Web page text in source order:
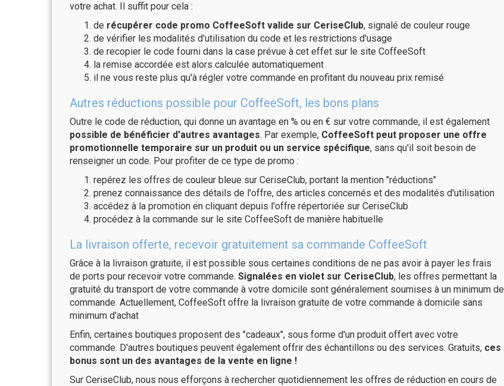
votre achat. Il suffit pour cela :
de récupérer code promo CoffeeSoft valide sur CeriseClub, signalé de couleur rouge
de vérifier les modalités d'utilisation du code et les restrictions d'usage
de recopier le code fourni dans la case prévue à cet effet sur le site CoffeeSoft
la remise accordée est alors calculée automatiquement
il ne vous reste plus qu'à régler votre commande en profitant du nouveau prix remisé
Autres réductions possible pour CoffeeSoft, les bons plans
Outre le code de réduction, qui donne un avantage en % ou en € sur votre commande, il est également
possible de bénéficier d'autres avantages. Par exemple, CoffeeSoft peut proposer une offre
promotionnelle temporaire sur un produit ou un service spécifique, sans qu'il soit besoin de
renseigner un code. Pour profiter de ce type de promo :
repérez les offres de couleur bleue sur CeriseClub, portant la mention "réductions"
prenez connaissance des détails de l'offre, des articles concernés et des modalités d'utilisation
accédez à la promotion en cliquant depuis l'offre répertoriée sur CeriseClub
procédez à la commande sur le site CoffeeSoft de manière habituelle
La livraison offerte, recevoir gratuitement sa commande CoffeeSoft
Grâce à la livraison gratuite, il est possible sous certaines conditions de ne pas avoir à payer les frais
de ports pour recevoir votre commande. Signalées en violet sur CeriseClub, les offres permettant la
gratuité du transport de votre commande à votre domicile sont généralement soumises à un minimum de
commande. Actuellement, CoffeeSoft offre la livraison gratuite de votre commande à domicile sans
minimum d'achat
Enfin, certaines boutiques proposent des "cadeaux", sous forme d'un produit offert avec votre
commande. D'autres boutiques peuvent également offrir des échantillons ou des services. Gratuits, ces
bonus sont un des avantages de la vente en ligne !
Sur CeriseClub, nous nous efforçons à rechercher quotidiennement les offres de réduction en cours de